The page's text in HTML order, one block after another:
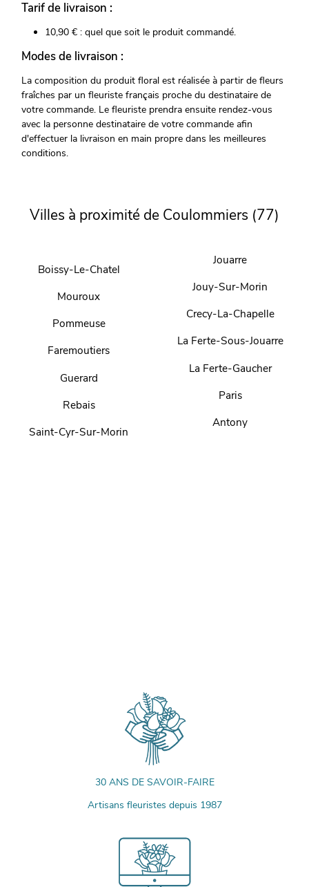
Tarif de livraison :
10,90 € : quel que soit le produit commandé.
Modes de livraison :
La composition du produit floral est réalisée à partir de fleurs
fraîches par un fleuriste français proche du destinataire de
votre commande. Le fleuriste prendra ensuite rendez-vous
avec la personne destinataire de votre commande afin
d'effectuer la livraison en main propre dans les meilleures
conditions.
Villes à proximité de Coulommiers (77)
Boissy-Le-Chatel
Mouroux
Pommeuse
Faremoutiers
Guerard
Rebais
Saint-Cyr-Sur-Morin
Jouarre
Jouy-Sur-Morin
Crecy-La-Chapelle
La Ferte-Sous-Jouarre
La Ferte-Gaucher
Paris
Antony
30 ANS DE SAVOIR-FAIRE
Artisans fleuristes depuis 1987